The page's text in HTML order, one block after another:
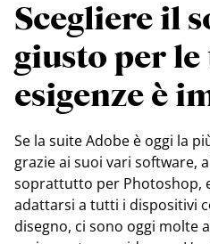
Scegliere il
giusto per le
esigenze è
Se la suite Adobe è oggi la
grazie ai suoi vari software,
soprattutto per Photoshop,
adattarsi a tutti i dispositivi
disegno, ci sono oggi molte